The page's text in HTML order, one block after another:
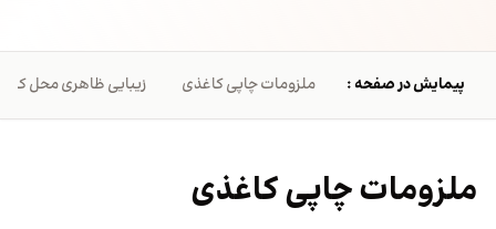
پیمایش در صفحه : ملزومات چاپی کاغذی زیبایی ظاهری محل کار
ملزومات چاپی کاغذی